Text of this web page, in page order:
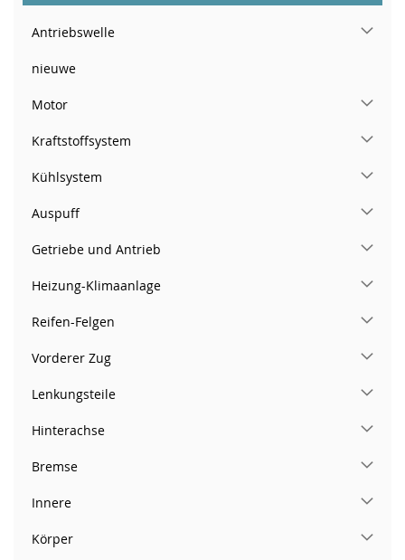
Antriebswelle
nieuwe
Motor
Kraftstoffsystem
Kühlsystem
Auspuff
Getriebe und Antrieb
Heizung-Klimaanlage
Reifen-Felgen
Vorderer Zug
Lenkungsteile
Hinterachse
Bremse
Innere
Körper